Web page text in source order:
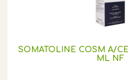
SOMATOLINE COSM A/
ML NF